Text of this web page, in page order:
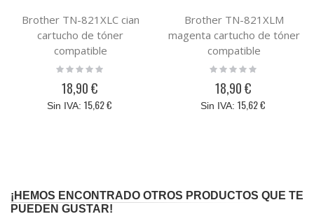
Brother TN-821XLC cian
cartucho de tóner
compatible
Rating:
18,90 €
15,62 €
Brother TN-821XLM
magenta cartucho de tóner
compatible
Rating:
18,90 €
15,62 €
¡HEMOS ENCONTRADO OTROS PRODUCTOS QUE TE
PUEDEN GUSTAR!